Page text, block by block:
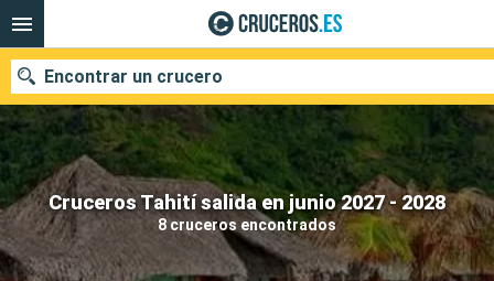
Cruceros Tahití salida en junio 2027 - 2028
8 cruceros encontrados
Encontrar un crucero
Nuestros destinos
Fecha de salida